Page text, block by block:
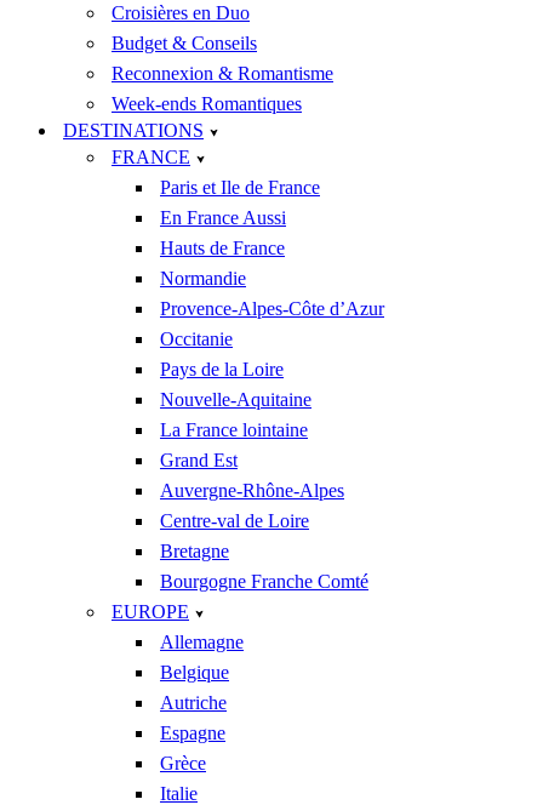
Croisières en Duo
Budget & Conseils
Reconnexion & Romantisme
Week-ends Romantiques
DESTINATIONS
FRANCE
Paris et Ile de France
En France Aussi
Hauts de France
Normandie
Provence-Alpes-Côte d’Azur
Occitanie
Pays de la Loire
Nouvelle-Aquitaine
La France lointaine
Grand Est
Auvergne-Rhône-Alpes
Centre-val de Loire
Bretagne
Bourgogne Franche Comté
EUROPE
Allemagne
Belgique
Autriche
Espagne
Grèce
Italie